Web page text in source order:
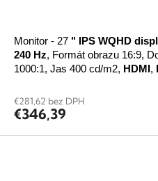
je
5,0
z
€281,62 bez DPH
€346,39
Monitor - 27 " IPS WQHD
240 Hz, Formát obrazu 16:9,
1000:1, Jas 400 cd/m2, HDMI,